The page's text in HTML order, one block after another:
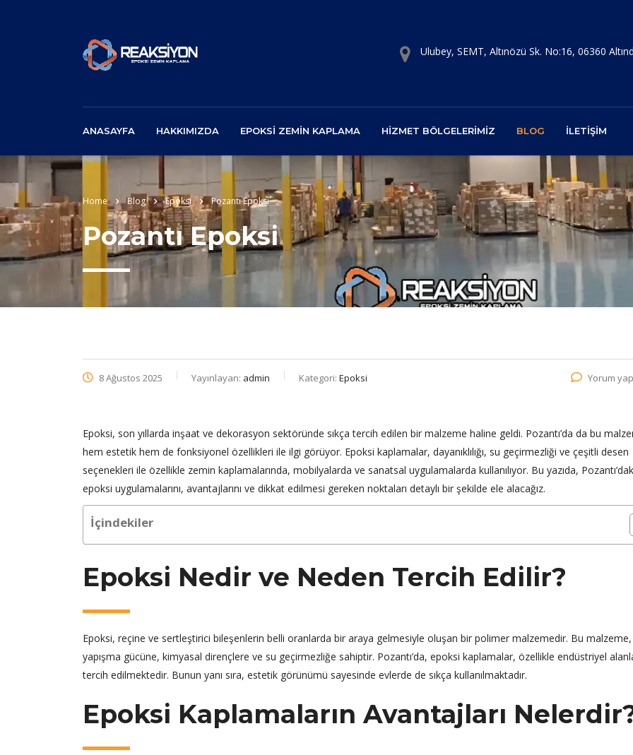
Ulubey, SEMT, Altınözü Sk. No:16, 06360
ANASAYFA HAKKIMIZDA EPOKSI ZEMIN KAPLAMA HIZMET BÖLGELERIMIZ BLOG İLETIŞIM
Home Blog Epoksi Pozantı Epoksi
Pozantı Epoksi
8 Ağustos 2025 Yayınlayan: admin Kategori: Epoksi Yorum
Epoksi, son yıllarda inşaat ve dekorasyon sektöründe sıkça tercih edilen bir malzeme haline geldi. Pozantı’da da bu
hem estetik hem de fonksiyonel özellikleri ile ilgi görüyor. Epoksi kaplamalar, dayanıklılığı, su geçirmezliği ve çeşitli desen
seçenekleri ile özellikle zemin kaplamalarında, mobilyalarda ve sanatsal uygulamalarda kullanılıyor. Bu yazıda,
epoksi uygulamalarını, avantajlarını ve dikkat edilmesi gereken noktaları detaylı bir şekilde ele alacağız.
İçindekiler
Epoksi Nedir ve Neden Tercih Edilir?
Epoksi, reçine ve sertleştirici bileşenlerin belli oranlarda bir araya gelmesiyle oluşan bir polimer malzemedir. Bu
yapışma gücüne, kimyasal dirençlere ve su geçirmezliğe sahiptir. Pozantı’da, epoksi kaplamalar, özellikle endüstriyel
tercih edilmektedir. Bunun yanı sıra, estetik görünümü sayesinde evlerde de sıkça kullanılmaktadır.
Epoksi Kaplamaların Avantajları